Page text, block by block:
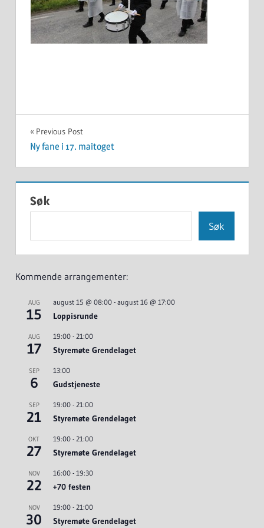
Innleggsnavigasjon
Previous Post
Ny fane i 17. maitoget
Søk
Søk
Kommende arrangementer:
AUG
15
august 15 @ 08:00- august 16 @ 17:00
Loppisrunde
AUG
17
19:00- 21:00
Styremøte Grendelaget
SEP
6
13:00
Gudstjeneste
SEP
21
19:00- 21:00
Styremøte Grendelaget
OKT
27
19:00- 21:00
Styremøte Grendelaget
NOV
22
16:00- 19:30
+70 festen
NOV
30
19:00- 21:00
Styremøte Grendelaget